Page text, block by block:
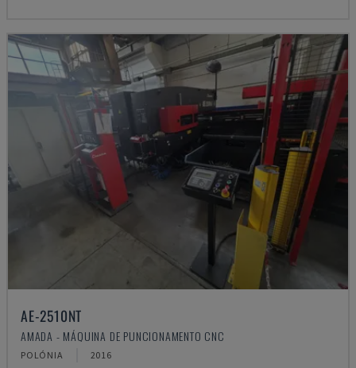
AE-2510NT
AMADA - MÁQUINA DE PUNCIONAMENTO CNC
POLÓNIA 2016